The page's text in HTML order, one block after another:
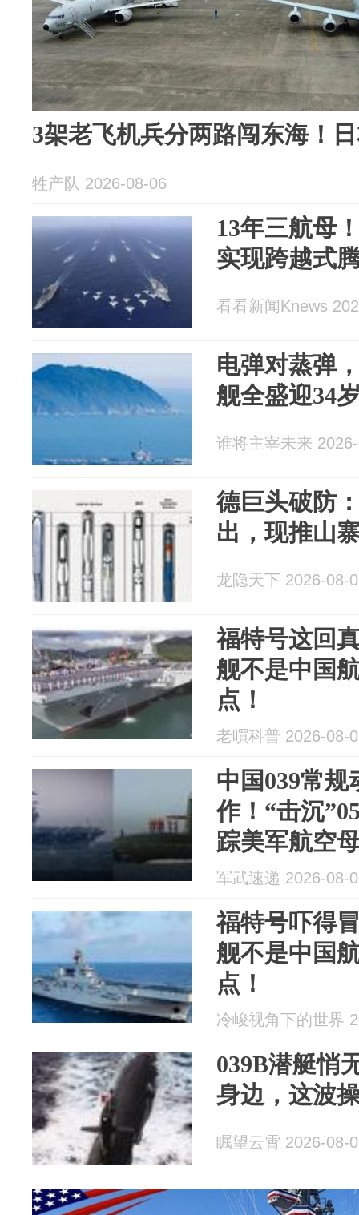
3架老飞机兵分两路闯东海！
牲产队 2026-08-06
13年三航母
实现跨越式
看看新闻Knews
电弹对蒸弹
舰全盛迎34
谁将主宰未来
德巨头破防
出，现推山
龙隐天下 2026-08-
福特号这回
舰不是中国
点！
老嘪科普 2026-08-
中国039常
作！“击沉
踪美军航空
军武速递 2026-08-
福特号吓得
舰不是中国
点！
冷峻视角下的世界
039B潜艇悄
身边，这波
瞩望云霄 2026-08-